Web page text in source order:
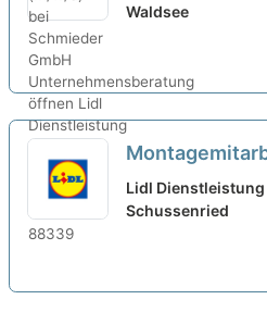
Waldsee
Hydraulik /
Liebherr bei
Lidl Dienstleistung
Schussenried